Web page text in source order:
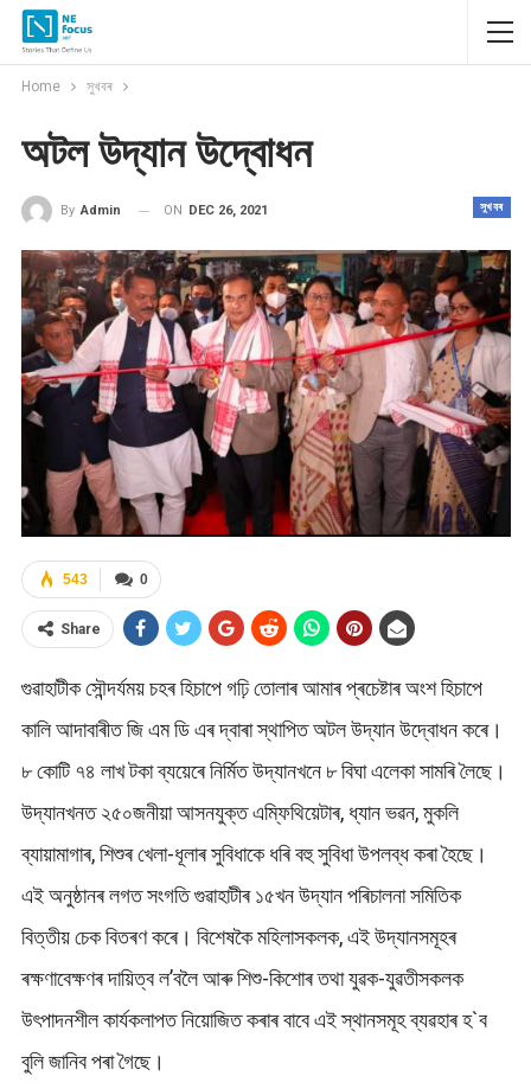
Home সুখবৰ
অটল উদ্যান উদ্বোধন
সুখবৰ
By Admin ON DEC 26, 2021
0
543
Share
গুৱাহাটীক সৌন্দৰ্যময় চহৰ হিচাপে গঢ়ি তোলাৰ আমাৰ প্ৰচেষ্টাৰ অংশ হিচাপে
কালি আদাবাৰীত জি এম ডি এৰ দ্বাৰা স্থাপিত অটল উদ্যান উদ্বোধন কৰে।
৮ কোটি ৭৪ লাখ টকা ব্যয়েৰে নিৰ্মিত উদ্যানখনে ৮ বিঘা এলেকা সামৰি লৈছে।
উদ্যানখনত ২৫০জনীয়া আসনযুক্ত এম্ফিথিয়েটাৰ, ধ্যান ভৱন, মুকলি
ব্যায়ামাগাৰ, শিশুৰ খেলা-ধূলাৰ সুবিধাকে ধৰি বহু সুবিধা উপলব্ধ কৰা হৈছে।
এই অনুষ্ঠানৰ লগত সংগতি গুৱাহাটীৰ ১৫খন উদ্যান পৰিচালনা সমিতিক
বিত্তীয় চেক বিতৰণ কৰে। বিশেষকৈ মহিলাসকলক, এই উদ্যানসমূহৰ
ৰক্ষণাবেক্ষণৰ দায়িত্ব ল’বলৈ আৰু শিশু-কিশোৰ তথা যুৱক-যুৱতীসকলক
উৎপাদনশীল কাৰ্যকলাপত নিয়োজিত কৰাৰ বাবে এই স্থানসমূহ ব্যৱহাৰ হ`ব
বুলি জানিব পৰা গৈছে।